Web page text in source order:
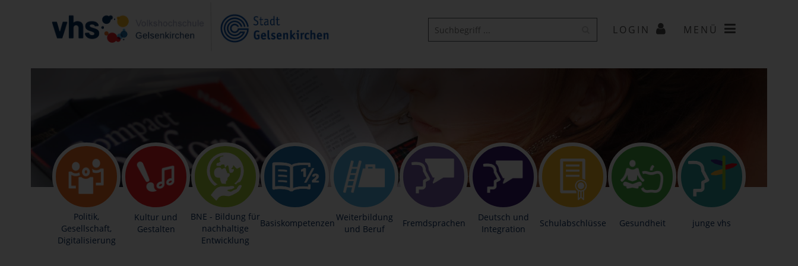
LOGIN MENÜ
Politik,
Gesellschaft,
Digitalisierung
Kultur und
Gestalten
BNE - Bildung für
nachhaltige
Entwicklung
Basiskompetenzen
Weiterbildung
und Beruf
Fremdsprachen
Deutsch und
Integration
Schulabschlüsse Gesundheit junge vhs